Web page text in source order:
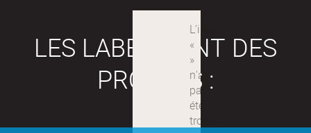
LES LABEX SONT DES
PROJETS :